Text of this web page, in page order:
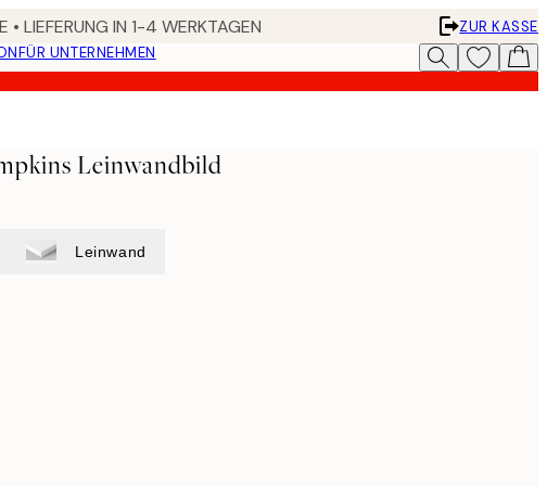
LIEFERUNG IN 1-4 WERKTAGEN
ZUR KASSE
FÜR UNTERNEHMEN
Leinwandbild
Leinwand